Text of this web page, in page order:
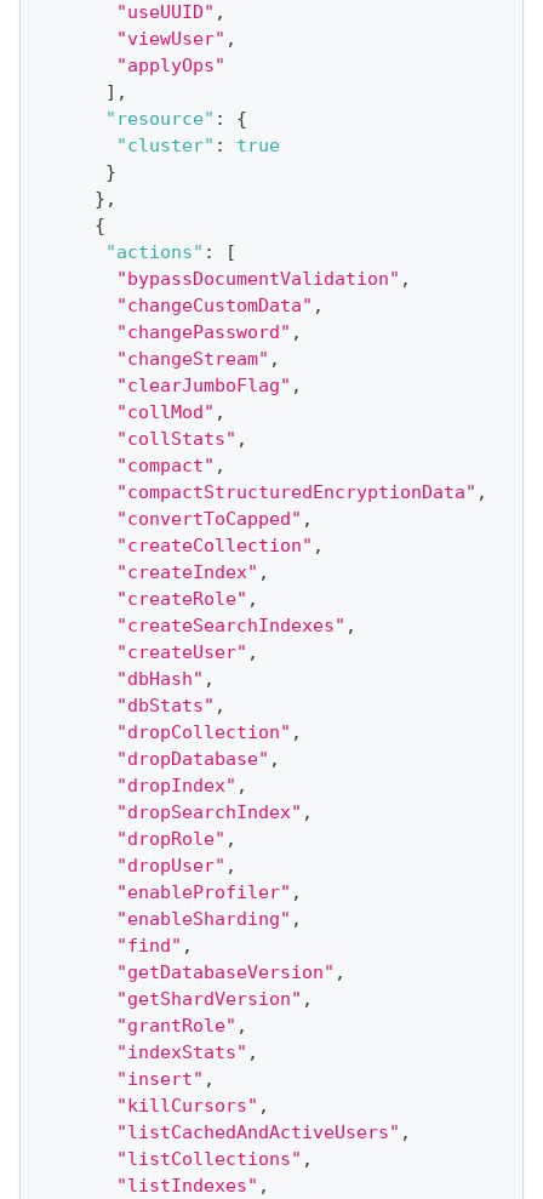
"useUUID" ,
"viewUser" ,
"applyOps"
] ,
"resource" :
{
"cluster" :
true
}
} ,
{
"actions" :
[
"bypassDocumentValidation" ,
"changeCustomData" ,
"changePassword" ,
"changeStream" ,
"clearJumboFlag" ,
"collMod" ,
"collStats" ,
"compact" ,
"compactStructuredEncryptionData" ,
"convertToCapped" ,
"createCollection" ,
"createIndex" ,
"createRole" ,
"createSearchIndexes" ,
"createUser" ,
"dbHash" ,
"dbStats" ,
"dropCollection" ,
"dropDatabase" ,
"dropIndex" ,
"dropSearchIndex" ,
"dropRole" ,
"dropUser" ,
"enableProfiler" ,
"enableSharding" ,
"find" ,
"getDatabaseVersion" ,
"getShardVersion" ,
"grantRole" ,
"indexStats" ,
"insert" ,
"killCursors" ,
"listCachedAndActiveUsers" ,
"listCollections" ,
"listIndexes" ,